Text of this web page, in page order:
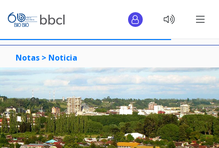
Notas > Noticia